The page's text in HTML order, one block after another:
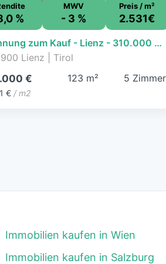
%
MWV
- 3 %
Preis / m²
2.531€
Wohnung zum Kauf - Lienz - 310.000 € - 5 Zimmer, 122,5 m², 1. Geschoss
Lienz | Tirol
€
€ / m2
123 m² 5 Zimmer
Immobilien kaufen in Wien
Immobilien kaufen in Salzburg